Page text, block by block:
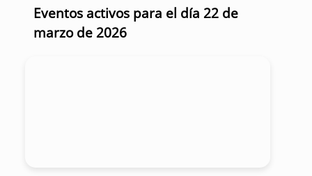
Eventos activos para el día 22 de
marzo de 2026